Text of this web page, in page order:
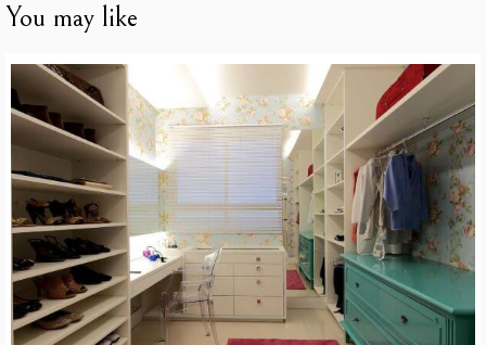
You may like